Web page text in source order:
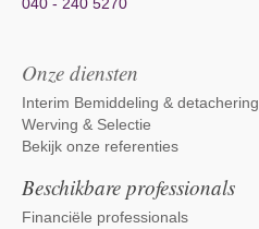
Onze diensten
Interim Bemiddeling & detachering
Werving & Selectie
Bekijk onze referenties
Beschikbare professionals
Financiële professionals